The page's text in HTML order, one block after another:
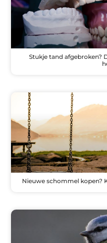
Stukje tand afgebroken?
Nieuwe schommel kopen?